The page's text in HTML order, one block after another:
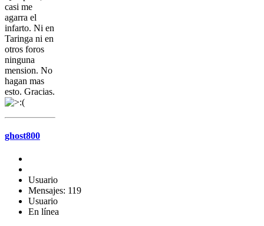
casi me
agarra el
infarto. Ni en
Taringa ni en
otros foros
ninguna
mension. No
hagan mas
esto. Gracias.
ghost800
Usuario
Mensajes: 119
Usuario
En línea